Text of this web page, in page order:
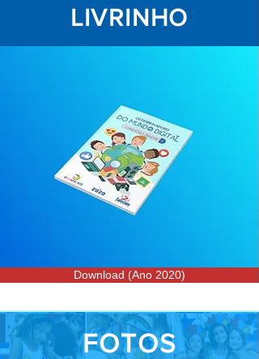
LIVRINHO
Download (Ano 2020)
FOTOS